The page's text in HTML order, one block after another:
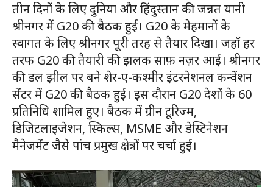
तीन दिनों के लिए दुनिया और हिंदुस्तान की जन्नत यानी
श्रीनगर में G20 की बैठक हुई। G20 के मेहमानों के
स्वागत के लिए श्रीनगर पूरी तरह से तैयार दिखा। जहाँ हर
तरफ G20 की तैयारी की झलक साफ़ नज़र आई। श्रीनगर
की डल झील पर बने शेर-ए-कश्मीर इंटरनेशनल कन्वेंशन
सेंटर में G20 की बैठक हुई। इस दौरान G20 देशों के 60
प्रतिनिधि शामिल हुए। बैठक में ग्रीन टूरिज्म,
डिजिटलाइजेशन, स्किल्स, MSME और डेस्टिनेशन
मैनेजमेंट जैसे पांच प्रमुख क्षेत्रों पर चर्चा हुई।